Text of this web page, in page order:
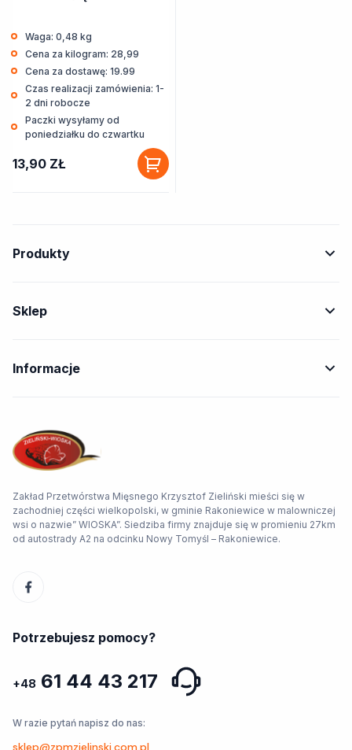
Waga: 0,48 kg
Cena za kilogram: 28,99
Cena za dostawę: 19.99
Czas realizacji zamówienia: 1-
2 dni robocze
Paczki wysyłamy od
poniedziałku do czwartku
13,90 ZŁ
Zakład Przetwórstwa Mięsnego Krzysztof Zieliński mieści się w
zachodniej części wielkopolski, w gminie Rakoniewice w malowniczej
wsi o nazwie” WIOSKA”. Siedziba firmy znajduje się w promieniu 27km
od autostrady A2 na odcinku Nowy Tomyśl – Rakoniewice.
Produkty
Sklep
Informacje
Potrzebujesz pomocy?
+48 61 44 43 217
W razie pytań napisz do nas:
sklep@zpmzielinski.com.pl